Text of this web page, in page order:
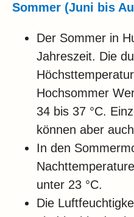
Sommer (Juni bis
Der Sommer in
Jahreszeit. Die
Hochsommer
34 bis 37 °C.
können aber
In den
unter 23 °C.
Die